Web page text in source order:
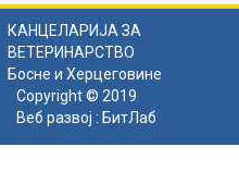
КАНЦЕЛАРИЈА ЗА
ВЕТЕРИНАРСТВО
Босне и Херцеговине
Copyright © 2019
Веб развој : БитЛаб